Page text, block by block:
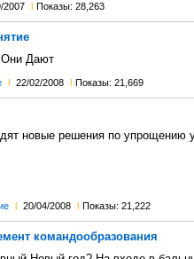
2007 l Показы: 28,263
Они Дают
l 22/02/2008 l Показы: 21,669
новые решения по упрощению
l 20/04/2008 l Показы: 21,222
командообразования